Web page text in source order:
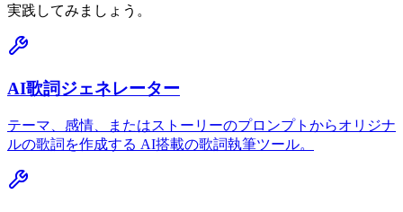
実践してみましょう。
AI歌詞ジェネレーター
テーマ、感情、またはストーリーのプロンプトからオリジナ
ルの歌詞を作成する AI搭載の歌詞執筆ツール。